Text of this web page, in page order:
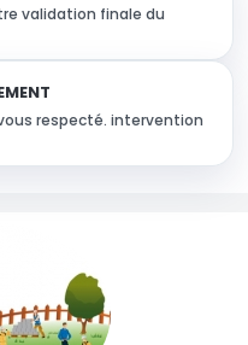
validation finale du
respecté. intervention